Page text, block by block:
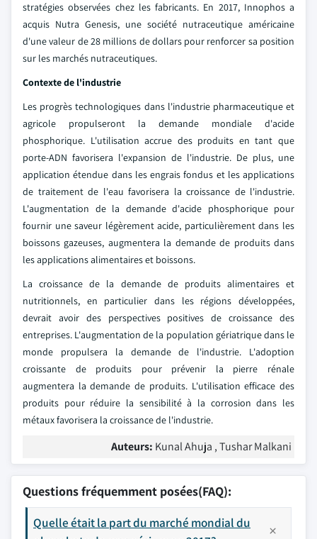
stratégies observées chez les fabricants. En 2017, Innophos a
acquis Nutra Genesis, une société nutraceutique américaine
d'une valeur de 28 millions de dollars pour renforcer sa position
sur les marchés nutraceutiques.
Contexte de l'industrie
Les progrès technologiques dans l'industrie pharmaceutique et
agricole propulseront la demande mondiale d'acide
phosphorique. L'utilisation accrue des produits en tant que
porte-ADN favorisera l'expansion de l'industrie. De plus, une
application étendue dans les engrais fondus et les applications
de traitement de l'eau favorisera la croissance de l'industrie.
L'augmentation de la demande d'acide phosphorique pour
fournir une saveur légèrement acide, particulièrement dans les
boissons gazeuses, augmentera la demande de produits dans
les applications alimentaires et boissons.
La croissance de la demande de produits alimentaires et
nutritionnels, en particulier dans les régions développées,
devrait avoir des perspectives positives de croissance des
entreprises. L'augmentation de la population gériatrique dans le
monde propulsera la demande de l'industrie. L'adoption
croissante de produits pour prévenir la pierre rénale
augmentera la demande de produits. L'utilisation efficace des
produits pour réduire la sensibilité à la corrosion dans les
métaux favorisera la croissance de l'industrie.
Auteurs: Kunal Ahuja , Tushar Malkani
Questions fréquemment posées(FAQ):
Quelle était la part du marché mondial du